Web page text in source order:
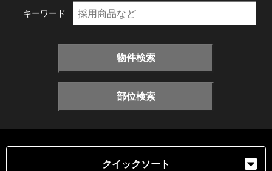
キーワード
物件検索
部位検索
クイックソート